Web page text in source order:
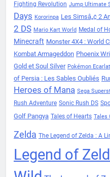
Fighting Revolution Jump Ultimate
Days Kororinpa Les Simsâ„¢ 2
2 DS Mario Kart World Medal of
Minecraft Monster 4X4 : World
Kombat Armageddon Phoenix
Gold et Soul Silver Pokémon
of Persia : Les Sables Oubliés
Heroes of Mana Sega
Rush Adventure Sonic Rush DS
Golf Pangya Tales of Hearts Tales
Zelda The Legend of Zelda : A
Legend of